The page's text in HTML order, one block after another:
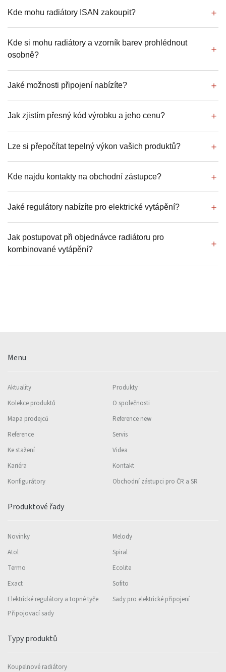
Kde mohu radiátory ISAN zakoupit?
Kde si mohu radiátory a vzorník barev prohlédnout
osobně?
Jaké možnosti připojení nabízíte?
Jak zjistím přesný kód výrobku a jeho cenu?
Lze si přepočítat tepelný výkon vašich produktů?
Kde najdu kontakty na obchodní zástupce?
Jaké regulátory nabízíte pro elektrické vytápění?
Jak postupovat při objednávce radiátoru pro
kombinované vytápění?
Menu
Aktuality
Produkty
Kolekce produktů
O společnosti
Mapa prodejců
Reference new
Reference
Servis
Ke stažení
Videa
Kariéra
Kontakt
Konfigurátory
Obchodní zástupci pro ČR a SR
Produktové řady
Novinky
Melody
Atol
Spiral
Termo
Ecolite
Exact
Sofito
Elektrické regulátory a topné tyče
Sady pro elektrické připojení
Připojovací sady
Typy produktů
Koupelnové radiátory